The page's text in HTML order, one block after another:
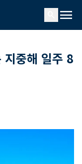
menu
지중해 일주 8